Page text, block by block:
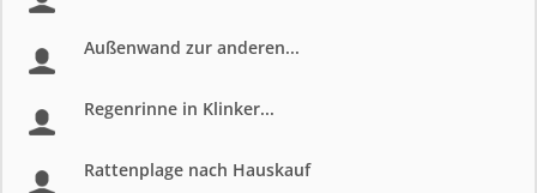
Außenwand zur anderen...
Regenrinne in Klinker...
Rattenplage nach Hauskauf